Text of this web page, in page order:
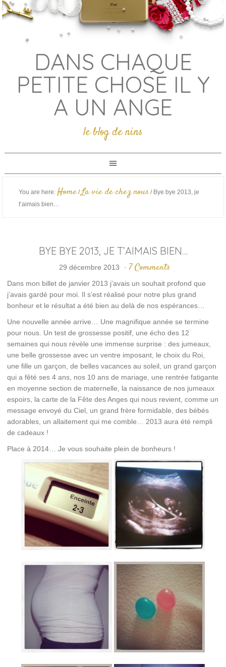
DANS CHAQUE
PETITE CHOSE IL Y
A UN ANGE
le blog de nins
You are here: Home / La vie de chez nous /Bye bye 2013, je
t’aimais bien…
BYE BYE 2013, JE T’AIMAIS BIEN…
29 décembre 2013 · 7 Comments
Dans mon billet de janvier 2013 j’avais un souhait profond que
j’avais gardé pour moi. Il s’est réalisé pour notre plus grand
bonheur et le résultat a été bien au delà de nos espérances…
Une nouvelle année arrive… Une magnifique année se termine
pour nous. Un test de grossesse positif, une écho des 12
semaines qui nous révèle une immense surprise : des jumeaux,
une belle grossesse avec un ventre imposant, le choix du Roi,
une fille un garçon, de belles vacances au soleil, un grand garçon
qui a fêté ses 4 ans, nos 10 ans de mariage, une rentrée fatigante
en moyenne section de maternelle, la naissance de nos jumeaux
espoirs, la carte de la Fête des Anges qui nous revient, comme un
message envoyé du Ciel, un grand frère formidable, des bébés
adorables, un allaitement qui me comble… 2013 aura été rempli
de cadeaux !
Place à 2014… Je vous souhaite plein de bonheurs !